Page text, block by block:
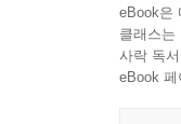
eBook은
클래스는
사락 독
eBook